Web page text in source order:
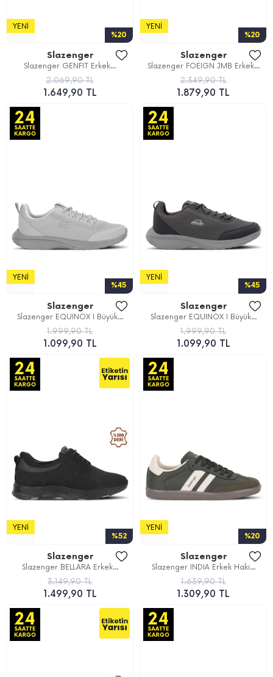
%20
YENI
Slazenger
Slazenger GENFIT Erkek...
2.069,90 TL
1.649,90 TL
%20
YENI
Slazenger
Slazenger FOEIGN JMB Erkek...
2.349,90 TL
1.879,90 TL
%45
YENI
Slazenger
Slazenger EQUINOX I Büyük...
1.999,90 TL
1.099,90 TL
%45
YENI
Slazenger
Slazenger EQUINOX I Büyük...
1.999,90 TL
1.099,90 TL
%52
YENI
Slazenger
Slazenger BELLARA Erkek...
3.149,90 TL
1.499,90 TL
%20
YENI
Slazenger
Slazenger INDIA Erkek Haki...
1.639,90 TL
1.309,90 TL